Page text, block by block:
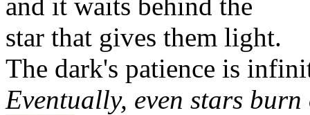
star that gives them light.
The dark's patience is
Eventually, even stars burn